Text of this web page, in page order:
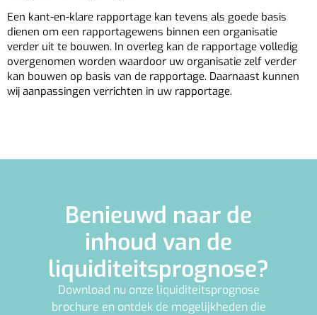
Een kant-en-klare rapportage kan tevens als goede basis
dienen om een rapportagewens binnen een organisatie
verder uit te bouwen. In overleg kan de rapportage volledig
overgenomen worden waardoor uw organisatie zelf verder
kan bouwen op basis van de rapportage. Daarnaast kunnen
wij aanpassingen verrichten in uw rapportage.
Benieuwd naar de
inhoud van de
liquiditeitsprognose?
Download nu onze liquiditeitsprognose
brochure en ontdek de mogelijkheden die